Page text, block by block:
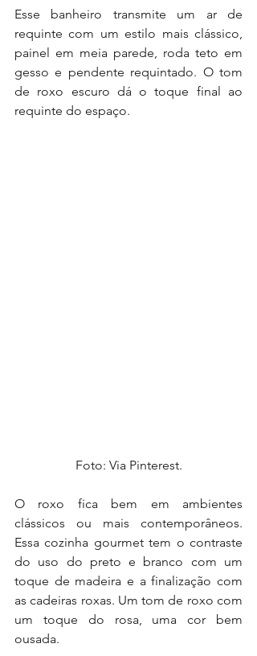
Esse banheiro transmite um ar de
requinte com um estilo mais clássico,
painel em meia parede, roda teto em
gesso e pendente requintado. O tom
de roxo escuro dá o toque final ao
requinte do espaço.
Foto: Via Pinterest.
O roxo fica bem em ambientes
clássicos ou mais contemporâneos.
Essa cozinha gourmet tem o contraste
do uso do preto e branco com um
toque de madeira e a finalização com
as cadeiras roxas. Um tom de roxo com
um toque do rosa, uma cor bem
ousada.